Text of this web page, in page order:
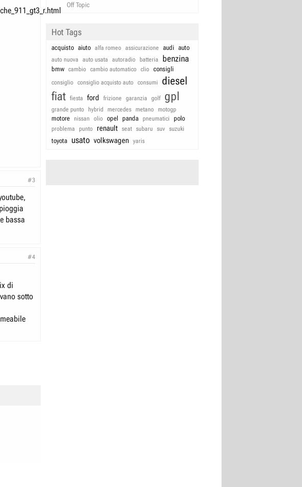
#3
bassa
#4
di
sotto
Off Topic
Hot Tags
acquisto aiuto alfa romeo assicurazione audi auto
auto nuova auto usata autoradio batteria benzina
bmw cambio cambio automatico clio consigli
consiglio consiglio acquisto auto consumi diesel
fiat fiesta ford frizione garanzia golf gpl
grande punto hybrid mercedes metano motogp
motore nissan olio opel panda pneumatici polo
problema punto renault seat subaru suv suzuki
toyota usato volkswagen yaris